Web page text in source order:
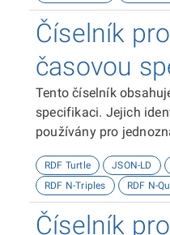
Číselník
časovou
Tento číselník
specifikaci. Jejich
používány pro
RDF Turtle JSON-LD
RDF N-Triples
RDF N-
Číselník